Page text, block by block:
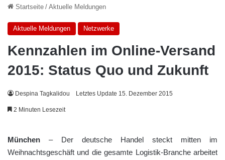
Startseite / Aktuelle Meldungen
Aktuelle Meldungen Netzwerke
Kennzahlen im Online-Versand
2015: Status Quo und Zukunft
Despina Tagkalidou Letztes Update 15. Dezember 2015
2 Minuten Lesezeit
München – Der deutsche Handel steckt mitten im
Weihnachtsgeschäft und die gesamte Logistik-Branche arbeitet